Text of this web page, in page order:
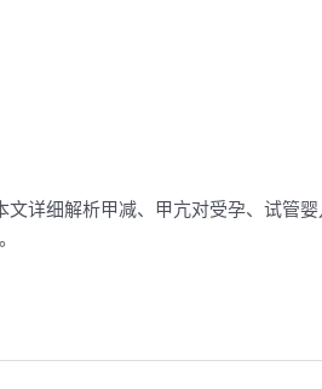
详细解析甲减、甲亢对受孕、试管